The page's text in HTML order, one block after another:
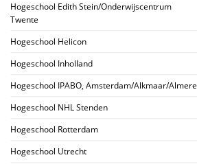
Hogeschool Edith Stein/Onderwijscentrum
Twente
Hogeschool Helicon
Hogeschool Inholland
Hogeschool IPABO, Amsterdam/Alkmaar/Almere
Hogeschool NHL Stenden
Hogeschool Rotterdam
Hogeschool Utrecht